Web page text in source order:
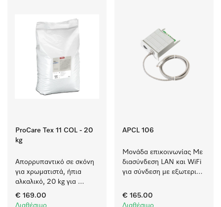
ProCare Tex 11 COL - 20
kg
Απορρυπαντικό σε σκόνη
για χρωματιστά, ήπια
αλκαλικό, 20 kg για
πλύσιμο χρωματιστών
χωρίς να ξεθωριάζουν.
€ 169.00
Διαθέσιμο
APCL 106
Μονάδα επικοινωνίας Με
διασύνδεση LAN και WiFi
για σύνδεση με εξωτερικά
€ 165.00
Διαθέσιμο